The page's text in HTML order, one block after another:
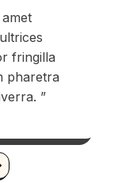
fringilla
pharetra
”